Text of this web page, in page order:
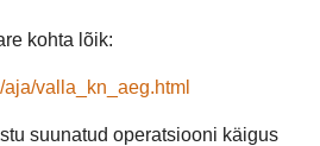
kohta lõik:
valla_kn_aeg.html
suunatud operatsiooni käigus